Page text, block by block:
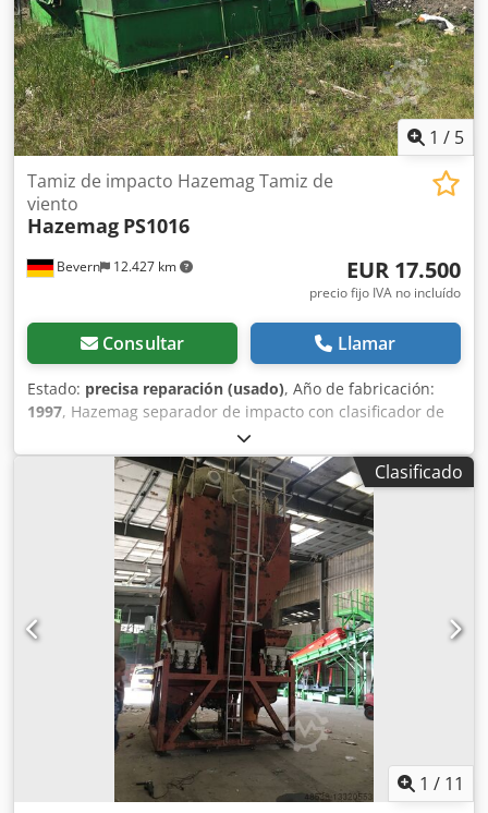
1 / 5
Bevern 12.427 km
Tamiz de impacto Hazemag Tamiz de
viento
Hazemag PS1016
EUR 17.500
precio fijo IVA no incluído
Consultar Llamar
Estado: precisa reparación (usado), Año de fabricación:
1997, Hazemag separador de impacto con clasificador de
aire, listo para funcionar, con canaleta vibratoria y
ventilador Dodpfxomfq Szj Ankock
Clasificado
1 / 11